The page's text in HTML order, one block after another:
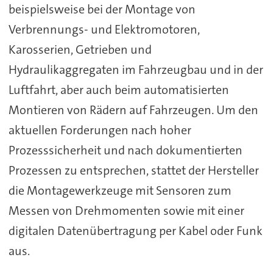
beispielsweise bei der Montage von
Verbrennungs- und Elektromotoren,
Karosserien, Getrieben und
Hydraulikaggregaten im Fahrzeugbau und in der
Luftfahrt, aber auch beim automatisierten
Montieren von Rädern auf Fahrzeugen. Um den
aktuellen Forderungen nach hoher
Prozesssicherheit und nach dokumentierten
Prozessen zu entsprechen, stattet der Hersteller
die Montagewerkzeuge mit Sensoren zum
Messen von Drehmomenten sowie mit einer
digitalen Datenübertragung per Kabel oder Funk
aus.